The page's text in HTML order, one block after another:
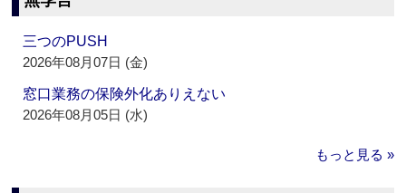
三つのPUSH
2026年08月07日 (金)
窓口業務の保険外化ありえない
2026年08月05日 (水)
もっと見る »